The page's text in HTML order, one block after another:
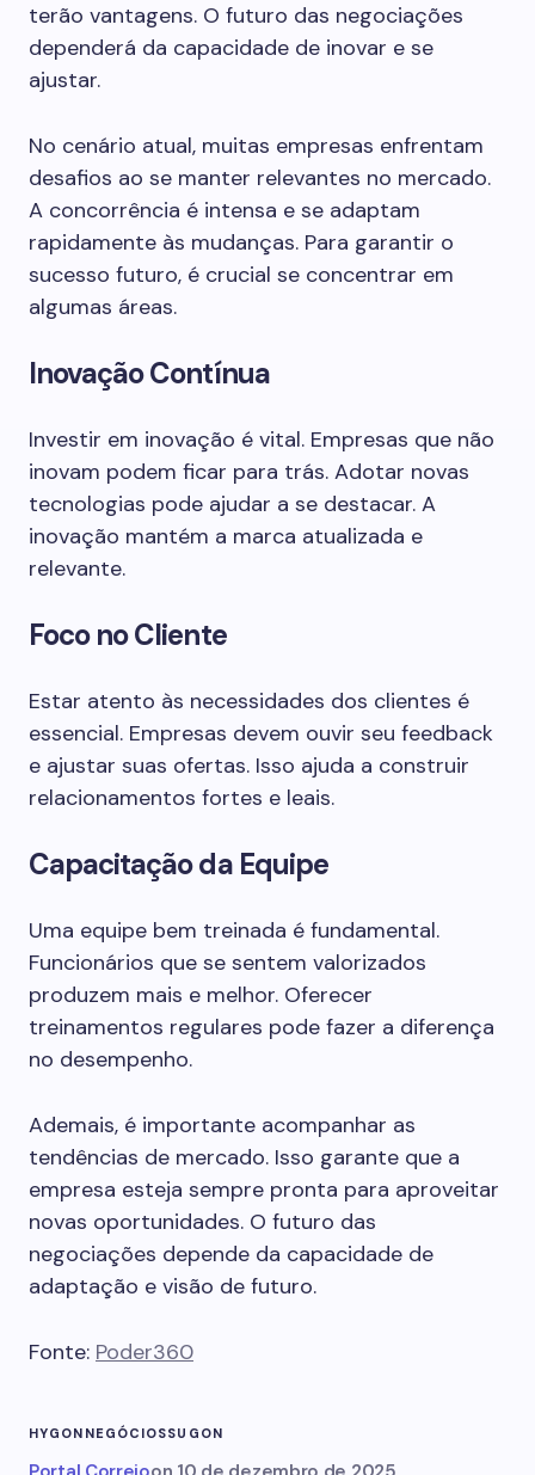
terão vantagens. O futuro das negociações
dependerá da capacidade de inovar e se
ajustar.
No cenário atual, muitas empresas enfrentam
desafios ao se manter relevantes no mercado.
A concorrência é intensa e se adaptam
rapidamente às mudanças. Para garantir o
sucesso futuro, é crucial se concentrar em
algumas áreas.
Inovação Contínua
Investir em inovação é vital. Empresas que não
inovam podem ficar para trás. Adotar novas
tecnologias pode ajudar a se destacar. A
inovação mantém a marca atualizada e
relevante.
Foco no Cliente
Estar atento às necessidades dos clientes é
essencial. Empresas devem ouvir seu feedback
e ajustar suas ofertas. Isso ajuda a construir
relacionamentos fortes e leais.
Capacitação da Equipe
Uma equipe bem treinada é fundamental.
Funcionários que se sentem valorizados
produzem mais e melhor. Oferecer
treinamentos regulares pode fazer a diferença
no desempenho.
Ademais, é importante acompanhar as
tendências de mercado. Isso garante que a
empresa esteja sempre pronta para aproveitar
novas oportunidades. O futuro das
negociações depende da capacidade de
adaptação e visão de futuro.
Fonte: Poder360
HYGON NEGÓCIOSSUGON